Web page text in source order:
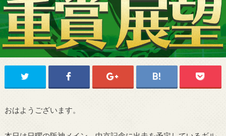
おはようございます。